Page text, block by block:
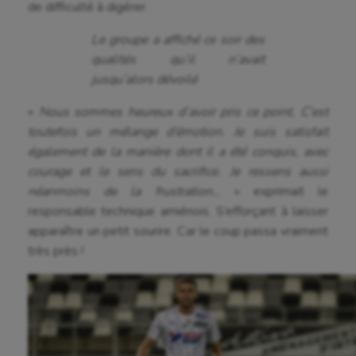
Aéronautique
Auto
Balle à la main
Ballon au poing
de difficulté à digérer.
Le groupe a affiché ce soir des
qualités qu’il n’avait
jusqu’alors dévoilé
Nous sommes heureux d’avoir pris ce point. C’est
toutefois un mélange d’émotion. Je suis satisfait
également de la manière dont il a été conquis, avec
courage et le sens du sacrifice. Je ressens aussi
néanmoins de la frustration…
» exprimait le
responsable technique amiénois. S’efforçant à laisser
apparaître un petit sourire. Car le coup passa vraiment
très près !